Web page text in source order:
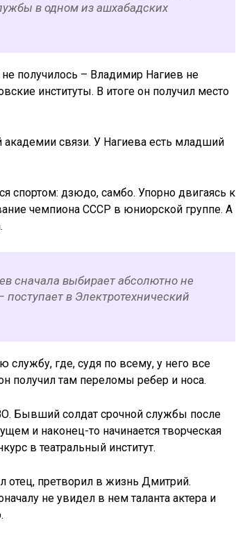
в одном из ашхабадских
получилось – Владимир Нагиев не
институты. В итоге он получил место
связи. У Нагиева есть младший
спортом: дзюдо, самбо. Упорно двигаясь к
чемпиона СССР в юниорской группе. А
сначала выбирает абсолютно не
в Электротехнический
службу, где, судя по всему, у него все
получил там переломы ребер и носа.
Бывший солдат срочной службы после
и наконец-то начинается творческая
в театральный институт.
отец, претворил в жизнь Дмитрий.
не увидел в нем таланта актера и